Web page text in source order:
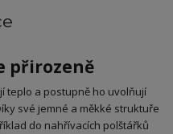
přirozeně
teplo a postupně ho uvolňují
své jemné a měkké struktuře
do nahřívacích polštářků